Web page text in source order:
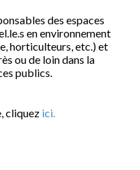
des espaces
en environnement
horticulteurs, etc.) et
ou de loin dans la
publics.
cliquez ici.